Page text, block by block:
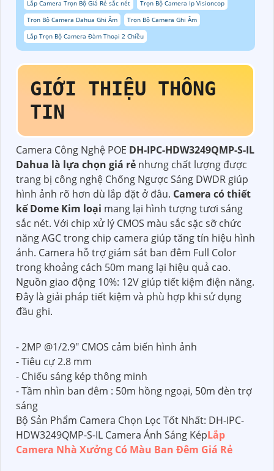
Lắp Camera Trọn Bộ Giá Rẻ sắc nét
Trọn Bộ Camera Ip Visioncop
Trọn Bộ Camera Dahua Ghi Âm
Trọn Bộ Camera Ghi Âm
Lắp Trọn Bộ Camera Đàm Thoại 2 Chiều
GIỚI THIỆU THÔNG
TIN
Camera Công Nghệ POE DH-IPC-HDW3249QMP-S-IL
Dahua là lựa chọn giá rẻ nhưng chất lượng được
trang bị công nghệ Chống Ngược Sáng DWDR giúp
hình ảnh rõ hơn dù lắp đặt ở đâu. Camera có thiết
kế Dome Kim loại mang lại hình tượng tươi sáng
sắc nét. Với chip xử lý CMOS màu sắc sặc sỡ chức
năng AGC trong chip camera giúp tăng tín hiệu hình
ảnh. Camera hỗ trợ giám sát ban đêm Full Color
trong khoảng cách 50m mang lại hiệu quả cao.
Nguồn giao động 10%: 12V giúp tiết kiệm điện năng.
Đây là giải pháp tiết kiệm và phù hợp khi sử dụng
đầu ghi.
- 2MP @1/2.9" CMOS cảm biến hình ảnh
- Tiêu cự 2.8 mm
- Chiếu sáng kép thông minh
- Tầm nhìn ban đêm : 50m hồng ngoại, 50m đèn trợ
sáng
Bộ Sản Phẩm Camera Chọn Lọc Tốt Nhất: DH-IPC-
HDW3249QMP-S-IL Camera Ánh Sáng KépLắp
Camera Nhà Xưởng Có Màu Ban Đêm Giá Rẻ